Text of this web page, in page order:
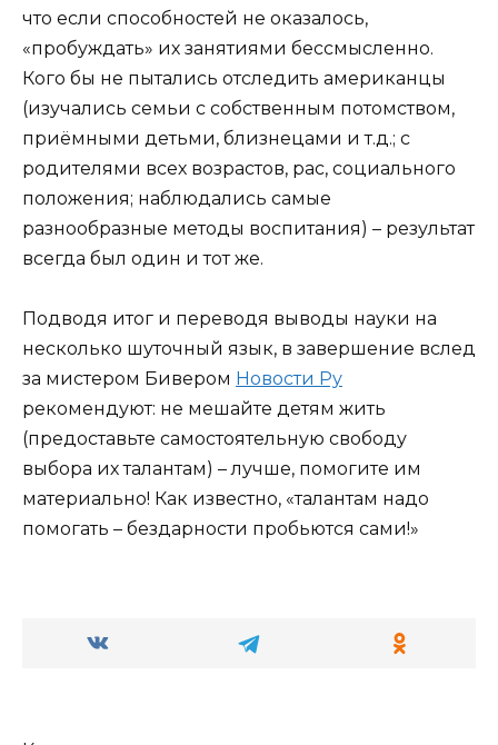
что если способностей не оказалось,
«пробуждать» их занятиями бессмысленно.
Кого бы не пытались отследить американцы
(изучались семьи с собственным потомством,
приёмными детьми, близнецами и т.д.; с
родителями всех возрастов, рас, социального
положения; наблюдались самые
разнообразные методы воспитания) – результат
всегда был один и тот же.
Подводя итог и переводя выводы науки на
несколько шуточный язык, в завершение вслед
за мистером Бивером Новости Ру
рекомендуют: не мешайте детям жить
(предоставьте самостоятельную свободу
выбора их талантам) – лучше, помогите им
материально! Как известно, «талантам надо
помогать – бездарности пробьются сами!»